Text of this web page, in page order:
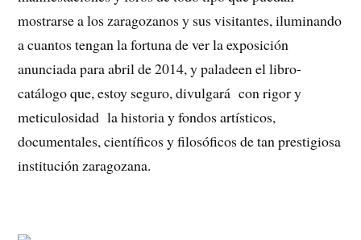
mostrarse a los zaragozanos y sus visitantes, iluminando
a cuantos tengan la fortuna de ver la exposición
anunciada para abril de 2014, y paladeen el libro-
catálogo que, estoy seguro, divulgará con rigor y
meticulosidad la historia y fondos artísticos,
documentales, científicos y filosóficos de tan prestigiosa
institución zaragozana.